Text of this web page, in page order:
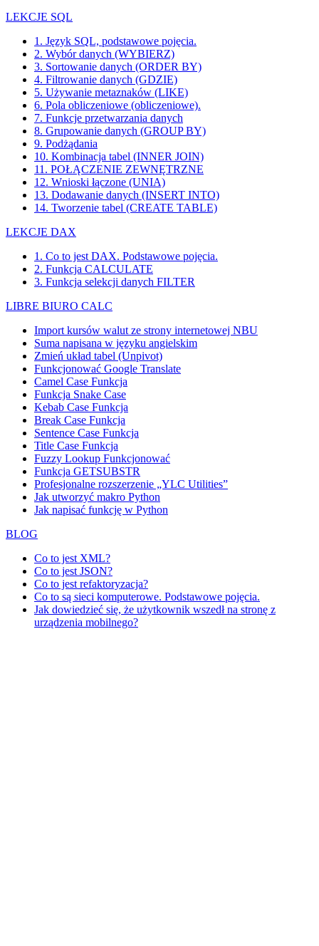
LEKCJE SQL
1. Język SQL, podstawowe pojęcia.
2. Wybór danych (WYBIERZ)
3. Sortowanie danych (ORDER BY)
4. Filtrowanie danych (GDZIE)
5. Używanie metaznaków (LIKE)
6. Pola obliczeniowe (obliczeniowe).
7. Funkcje przetwarzania danych
8. Grupowanie danych (GROUP BY)
9. Podżądania
10. Kombinacja tabel (INNER JOIN)
11. POŁĄCZENIE ZEWNĘTRZNE
12. Wnioski łączone (UNIA)
13. Dodawanie danych (INSERT INTO)
14. Tworzenie tabel (CREATE TABLE)
LEKCJE DAX
1. Co to jest DAX. Podstawowe pojęcia.
2. Funkcja CALCULATE
3. Funkcja selekcji danych FILTER
LIBRE BIURO CALC
Import kursów walut ze strony internetowej NBU
Suma napisana w języku angielskim
Zmień układ tabel (Unpivot)
Funkcjonować Google Translate
Camel Case Funkcja
Funkcja Snake Case
Kebab Case Funkcja
Break Case Funkcja
Sentence Case Funkcja
Title Case Funkcja
Fuzzy Lookup Funkcjonować
Funkcja GETSUBSTR
Profesjonalne rozszerzenie „YLC Utilities”
Jak utworzyć makro Python
Jak napisać funkcję w Python
BLOG
Co to jest XML?
Co to jest JSON?
Co to jest refaktoryzacja?
Co to są sieci komputerowe. Podstawowe pojęcia.
Jak dowiedzieć się, że użytkownik wszedł na stronę z
urządzenia mobilnego?